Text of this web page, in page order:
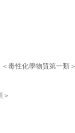
毒性化學物質第一類＞